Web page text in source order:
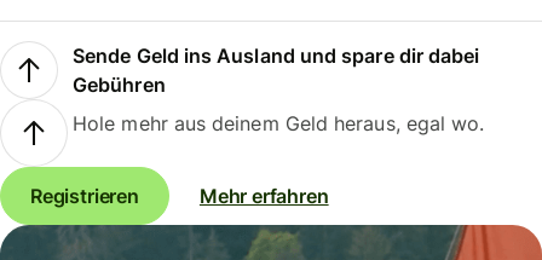
Sende Geld ins Ausland und spare dir dabei
Gebühren
Hole mehr aus deinem Geld heraus, egal wo.
Registrieren Mehr erfahren